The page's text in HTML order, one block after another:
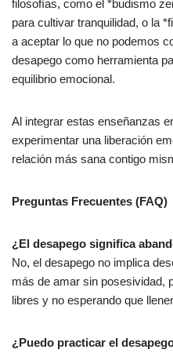
filosofías, como el *budismo
para cultivar tranquilidad, o la
a aceptar lo que no podemos
desapego como herramienta
equilibrio emocional.
Al integrar estas enseñanzas
experimentar una liberación
relación más sana contigo
Preguntas Frecuentes (FAQ)
¿El desapego significa
No, el desapego no implica
más de amar sin posesividad,
libres y no esperando que
¿Puedo practicar el